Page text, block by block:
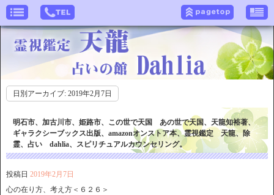
日別アーカイブ: 2019年2月7日
明石市、加古川市、姫路市、この世で天国 あの世で天国、天龍知裕著、
ギャラクシーブックス出版、amazonオンストア本、霊視鑑定 天龍、除
霊、占い dahlia、スピリチュアルカウンセリング。
投稿日 2019年2月7日
心の在り方、考え方＜６２６＞